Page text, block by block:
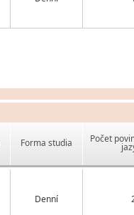
Forma studia Počet
Denní